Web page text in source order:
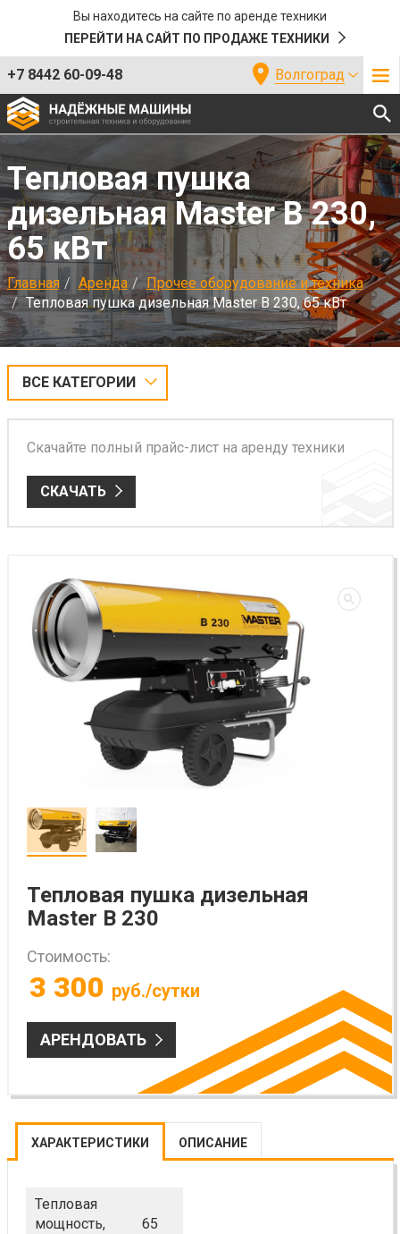
Вы находитесь на сайте по аренде техники
ПЕРЕЙТИ НА САЙТ ПО ПРОДАЖЕ ТЕХНИКИ
+7 8442 60-09-48 Волгоград
Тепловая пушка
дизельная Master B 230,
65 кВт
Главная Аренда
Прочее оборудование и техника
Тепловая пушка дизельная Master B 230, 65 кВт
ВСЕ КАТЕГОРИИ
Скачайте полный прайс-лист на аренду техники
СКАЧАТЬ
Тепловая пушка дизельная
Master B 230
Стоимость:
3 300 руб./сутки
АРЕНДОВАТЬ
ХАРАКТЕРИСТИКИ ОПИСАНИЕ
Тепловая
мощность,
65